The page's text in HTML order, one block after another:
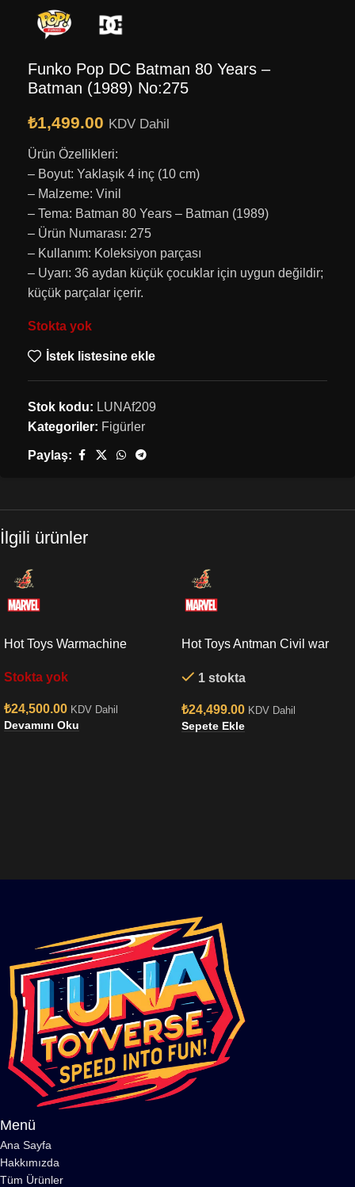
Funko Pop DC Batman 80 Years –
Batman (1989) No:275
₺1,499.00 KDV Dahil
Ürün Özellikleri:
– Boyut: Yaklaşık 4 inç (10 cm)
– Malzeme: Vinil
– Tema: Batman 80 Years – Batman (1989)
– Ürün Numarası: 275
– Kullanım: Koleksiyon parçası
– Uyarı: 36 aydan küçük çocuklar için uygun değildir;
küçük parçalar içerir.
Stokta yok
İstek listesine ekle
Stok kodu: LUNAf209
Kategoriler: Figürler
Paylaş:
İlgili ürünler
Hot Toys Warmachine
Stokta yok
₺24,500.00 KDV Dahil
Devamını Oku
Hot Toys Antman Civil war
1 stokta
₺24,499.00 KDV Dahil
Sepete Ekle
Menü
Ana Sayfa
Hakkımızda
Tüm Ürünler